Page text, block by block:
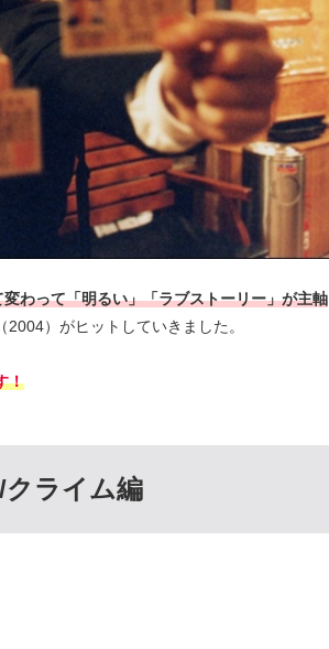
わって「明るい」「ラブストーリー」が主軸
）がヒットしていきました。
！
クライム編